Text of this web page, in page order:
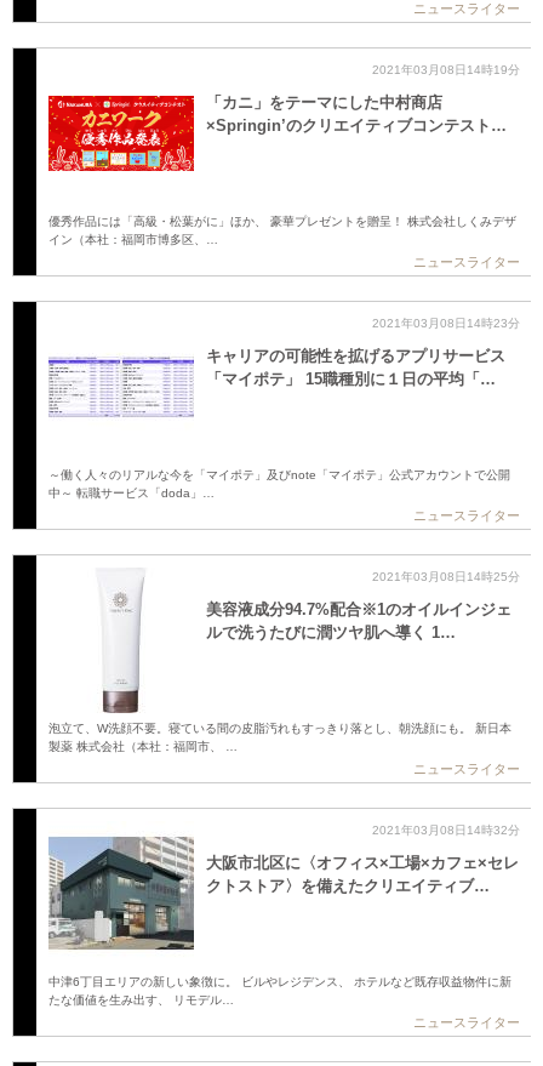
ニュースライター
2021年03月08日14時19分
「カニ」をテーマにした中村商店
×Springin’のクリエイティブコンテスト…
優秀作品には「高級・松葉がに」ほか、 豪華プレゼントを贈呈！ 株式会社しくみデザ
イン（本社：福岡市博多区、…
ニュースライター
2021年03月08日14時23分
キャリアの可能性を拡げるアプリサービス
「マイポテ」 15職種別に１日の平均「…
～働く人々のリアルな今を「マイポテ」及びnote「マイポテ」公式アカウントで公開
中～ 転職サービス「doda」…
ニュースライター
2021年03月08日14時25分
美容液成分94.7%配合※1のオイルインジェ
ルで洗うたびに潤ツヤ肌へ導く 1…
泡立て、W洗顔不要。寝ている間の皮脂汚れもすっきり落とし、朝洗顔にも。 新日本
製薬 株式会社（本社：福岡市、 …
ニュースライター
2021年03月08日14時32分
大阪市北区に〈オフィス×工場×カフェ×セレ
クトストア〉を備えたクリエイティブ…
中津6丁目エリアの新しい象徴に。 ビルやレジデンス、 ホテルなど既存収益物件に新
たな価値を生み出す、 リモデル…
ニュースライター